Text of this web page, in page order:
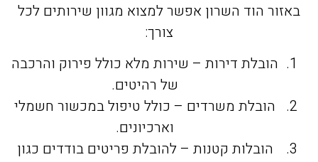
באזור הוד השרון אפשר למצוא מגוון שירותים לכל
צורך:
הובלת דירות – שירות מלא כולל פירוק והרכבה
של רהיטים.
הובלת משרדים – כולל טיפול במכשור חשמלי
וארכיונים.
הובלות קטנות – להובלת פריטים בודדים כגון